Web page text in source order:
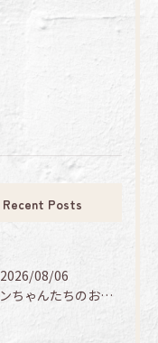
Recent Posts
2026/08/06
ワンちゃんたちのお手入れ日記🐶✨